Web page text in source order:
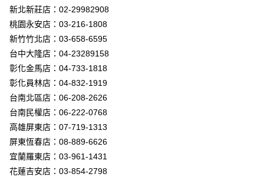
Google Pay
全盈+PAY
AFTEE先享後付
相關說明
【關於「AFTEE先享後付」】
AFTEE先享後付是「在收到商品之後才付款」的支付方式。 讓您購物簡單
便利好安心！
１．簡單：不需註冊會員、不需綁卡、不需儲值。
３．安心：先確認商品／服務後，再付款。
【「AFTEE先享後付」結帳流程】
１．於結帳方式選擇「AFTEE先享後付」後，將跳轉至「AFTEE先享後付」
結帳頁面，進行簡訊認證並確認金額後，即可完成結帳。
ATM付款
運送方式
新竹貨運宅配
新北新莊店：02-29982908
桃園永安店：03-216-1808
新竹竹北店：03-658-6595
台中大隆店：04-23289158
彰化金馬店：04-733-1818
彰化員林店：04-832-1919
台南北區店：06-208-2626
台南民權店：06-222-0768
高雄屏東店：07-719-1313
屏東恆春店：08-889-6626
宜蘭羅東店：03-961-1431
花蓮吉安店：03-854-2798